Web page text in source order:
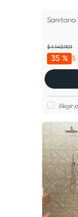
Sanitario
35 % $
$ 1.143.901